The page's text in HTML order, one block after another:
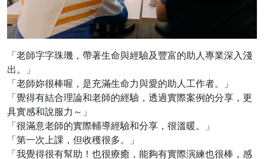
「老師字字珠璣，帶著生命與經驗及豐富的助人專業深入淺
出。」
「老師妳很棒喔，是充滿生命力與愛的助人工作者。」
「覺得有結合理論和老師的經驗，透過實際案例的分享，更
具實感和說服力～」
「很滿意老師的實際輔導經驗和分享，很溫暖。」
「第一次上課，但收穫很多。」
「我覺得很有幫助！也很療癒，能夠有實際演練也很棒，感